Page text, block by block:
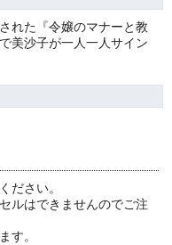
れた『令嬢のマナーと教
美沙子が一人一人サイン
ださい。
ルはできませんのでご注
す。